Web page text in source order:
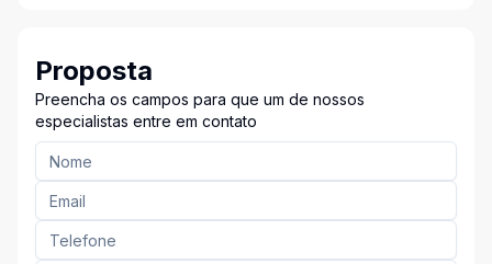
Proposta
Preencha os campos para que um de nossos
especialistas entre em contato